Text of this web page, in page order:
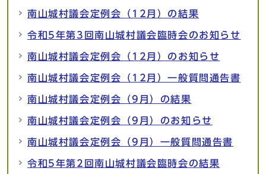
南山城村議会定例会（12月）の結果
令和5年第3回南山城村議会臨時会のお知らせ
南山城村議会定例会（12月）のお知らせ
南山城村議会定例会（12月）一般質問通告書
南山城村議会定例会（9月）の結果
南山城村議会定例会（9月）のお知らせ
南山城村議会定例会（9月）一般質問通告書
令和5年第2回南山城村議会臨時会の結果